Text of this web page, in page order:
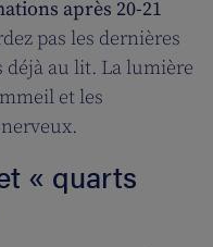
après 20-21
pas les dernières
déjà au lit. La lumière
et les
« quarts